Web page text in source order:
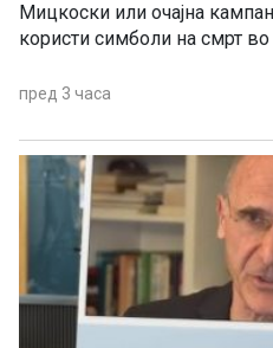
Мицкоски или очајна
користи симболи на смрт
пред 3 часа